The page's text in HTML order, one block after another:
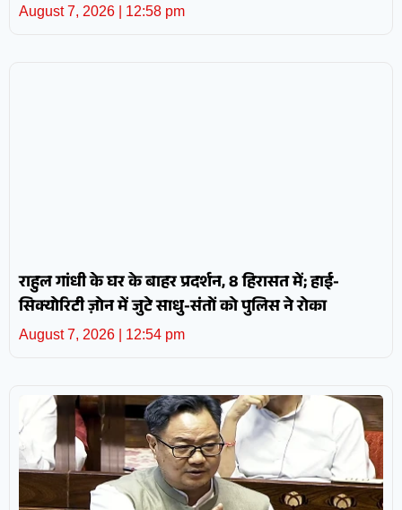
August 7, 2026 12:58 pm
राहुल गांधी के घर के बाहर प्रदर्शन, 8 हिरासत में; हाई-
सिक्योरिटी ज़ोन में जुटे साधु-संतों को पुलिस ने रोका
August 7, 2026 12:54 pm